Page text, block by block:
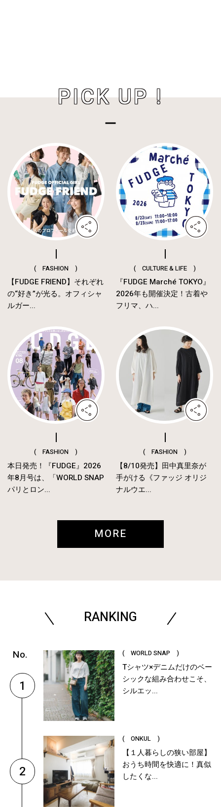
PICK UP !
( FASHION )
【FUDGE FRIEND】それぞれ
の“好き”が光る。オフィシャ
ルガー...
( CULTURE & LIFE )
『FUDGE Marché TOKYO』
2026年も開催決定！古着や
フリマ、ハ...
( FASHION )
本日発売！『FUDGE』2026
年8月号は、「WORLD SNAP
パリとロン...
( FASHION )
【8/10発売】田中真里奈が
手がける《ファッジ オリジ
ナルウエ...
MORE
RANKING
1
( WORLD SNAP )
Tシャツ×デニムだけのベー
シックな組み合わせこそ、
シルエッ...
2
( ONKUL )
【１人暮らしの狭い部屋】
おうち時間を快適に！真似
したくな...